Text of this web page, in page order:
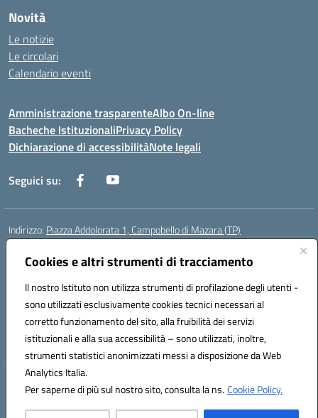
Cookies e altri strumenti di tracciamento
Il nostro Istituto non utilizza strumenti di profilazione degli utenti -
sono utilizzati esclusivamente cookies tecnici necessari al
corretto funzionamento del sito, alla fruibilità dei servizi
istituzionali e alla sua accessibilità – sono utilizzati, inoltre,
strumenti statistici anonimizzati messi a disposizione da Web
Analytics Italia.
Per saperne di più sul nostro sito, consulta la ns.Cookie Policy.
Novità
Le notizie
Le circolari
Calendario eventi
Amministrazione trasparenteAlbo On-line
Bacheche IstituzionaliPrivacy Policy
Dichiarazione di accessibilitàNote legali
Seguici su:
Indirizzo: Piazza Addolorata 1, Campobello di Mazara (TP)
Centralino:
Posta elettronica certificata (PEC):tpic81800e@pec.istruzione.it
Codice fiscale: 81000910810
Codice meccanografico:TPIC81800E
Codice Indice delle Pubbliche Amministrazioni (IPA): istsc_tpic81800e
Codice unico di fatturazione (CUF): BAFXZG
Hosting & Powered by 3D Solution S.r.l.
Concept & Design by Designers Italia